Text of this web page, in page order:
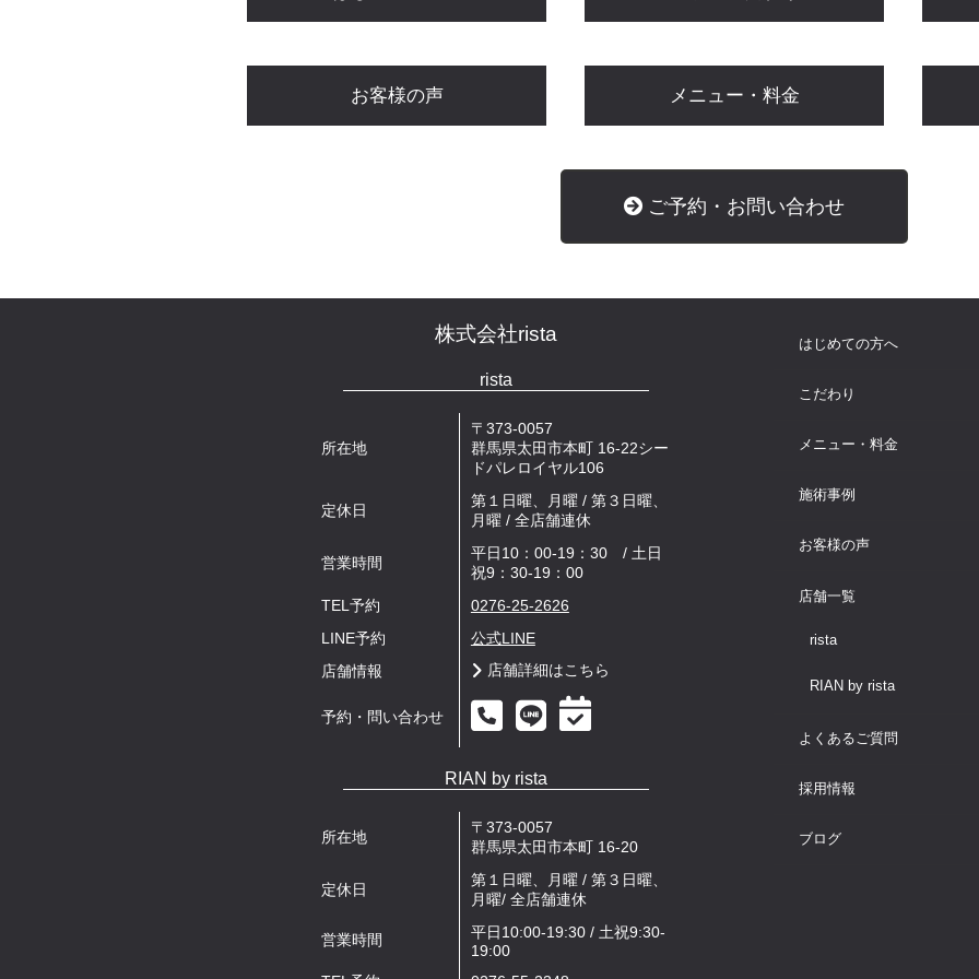
お客様の声 メニュー・料金
ご予約・お問い合わせ
株式会社rista
rista
所在地
〒373-0057
群馬県太田市本町 16-22シー
ドパレロイヤル106
定休日
第１日曜、月曜 / 第３日曜、
月曜 / 全店舗連休
営業時間
平日10：00-19：30 / 土日
祝9：30-19：00
TEL予約
0276-25-2626
LINE予約
公式LINE
店舗情報
店舗詳細はこちら
予約・問い合わせ
RIAN by rista
所在地
〒373-0057
群馬県太田市本町 16-20
定休日
第１日曜、月曜 / 第３日曜、
月曜/ 全店舗連休
営業時間
平日10:00-19:30 / 土祝9:30-
19:00
はじめての方へ
こだわり
メニュー・料金
施術事例
お客様の声
店舗一覧
rista
RIAN by rista
よくあるご質問
採用情報
ブログ